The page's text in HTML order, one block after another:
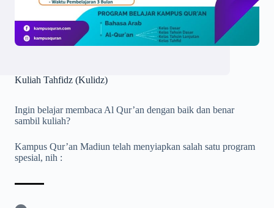
Kuliah Tahfidz (Kulidz)
Ingin belajar membaca Al Qur’an dengan baik dan benar
sambil kuliah?
Kampus Qur’an Madiun telah menyiapkan salah satu program
spesial, nih :